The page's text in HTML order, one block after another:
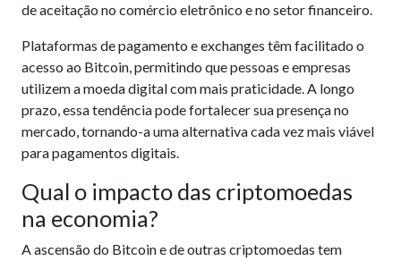
de aceitação no comércio eletrônico e no setor financeiro.
Plataformas de pagamento e exchanges têm facilitado o
acesso ao Bitcoin, permitindo que pessoas e empresas
utilizem a moeda digital com mais praticidade. A longo
prazo, essa tendência pode fortalecer sua presença no
mercado, tornando-a uma alternativa cada vez mais viável
para pagamentos digitais.
Qual o impacto das criptomoedas
na economia?
A ascensão do Bitcoin e de outras criptomoedas tem